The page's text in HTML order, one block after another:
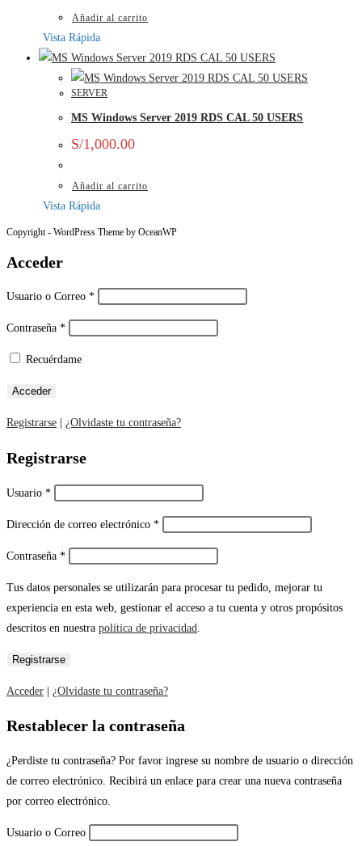
Añadir al carrito
Vista Rápida
SERVER
MS Windows Server 2019 RDS CAL 50 USERS
S/1,000.00
Añadir al carrito
Vista Rápida
Copyright - WordPress Theme by OceanWP
Acceder
Usuario o Correo *
Contraseña *
Recuérdame
Registrarse ¿Olvidaste tu contraseña?
Registrarse
Usuario *
Dirección de correo electrónico *
Contraseña *
Tus datos personales se utilizarán para procesar tu pedido, mejorar tu
experiencia en esta web, gestionar el acceso a tu cuenta y otros propósitos
descritos en nuestra política de privacidad
Acceder | ¿Olvidaste tu contraseña?
Restablecer la contraseña
¿Perdiste tu contraseña? Por favor ingrese su nombre de usuario o dirección
de correo electrónico. Recibirá un enlace para crear una nueva contraseña
por correo electrónico.
Usuario o Correo